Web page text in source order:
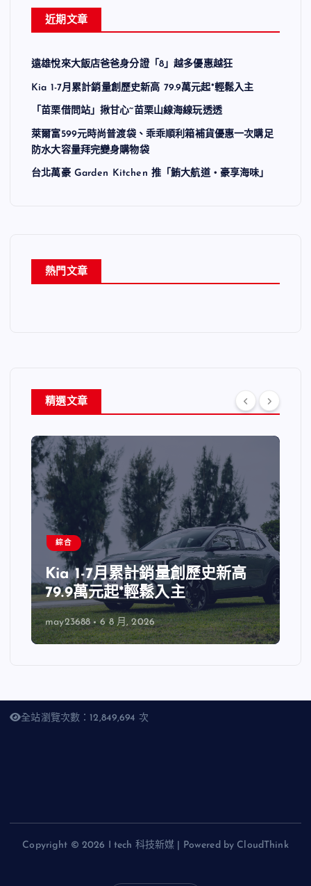
近期文章
遠雄悅來大飯店爸爸身分證「8」越多優惠越狂
Kia 1-7月累計銷量創歷史新高 79.9萬元起*輕鬆入主
「苗栗借問站」揪甘心~苗栗山線海線玩透透
萊爾富599元時尚普渡袋、乖乖順利箱補貨優惠一次購足
防水大容量拜完變身購物袋
台北萬豪 Garden Kitchen 推「鮪大航道・豪享海味」
熱門文章
精選文章
綜合
Kia 1-7月累計銷量創歷史新高
79.9萬元起*輕鬆入主
may23688 6 8 月, 2026
全站瀏覽次數：12,849,694 次
Copyright © 2026 I tech 科技新媒 | Powered by CloudThink